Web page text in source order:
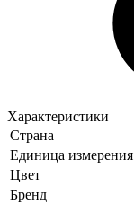
Характеристики
Страна
Единица измерения
Цвет
Бренд